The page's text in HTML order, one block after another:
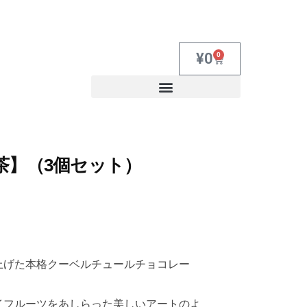
¥0 0
（3個セット）
た本格クーベルチュールチョコレー
ルーツをあしらった美しいアートのよ